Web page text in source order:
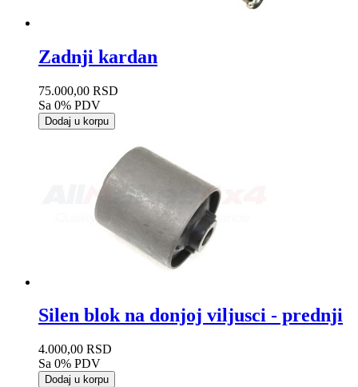
Zadnji kardan
75.000,00 RSD
Sa 0% PDV
Dodaj u korpu
Silen blok na donjoj viljusci - prednji
4.000,00 RSD
Sa 0% PDV
Dodaj u korpu